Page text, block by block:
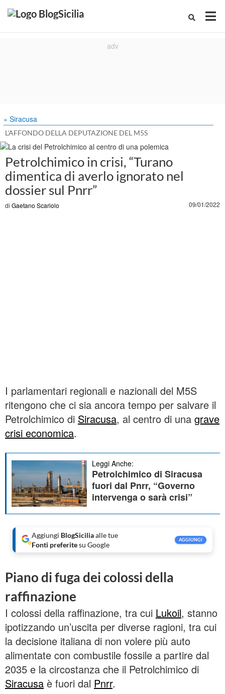
» Siracusa
L'AFFONDO DELLA DEPUTAZIONE DEL M5S
Petrolchimico in crisi, “Turano
dimentica di averlo ignorato nel
dossier sul Pnrr”
di Gaetano Scariolo 09/01/2022
I parlamentari regionali e nazionali del M5S
ritengono che ci sia ancora tempo per salvare il
Petrolchimico di Siracusa, al centro di una grave
crisi economica.
Leggi Anche:
Petrolchimico di Siracusa
fuori dal Pnrr, “Governo
intervenga o sarà crisi”
Aggiungi BlogSiciliaalle tue
Fonti preferitesu Google
AGGIUNGI
Piano di fuga dei colossi della
raffinazione
I colossi della raffinazione, tra cui Lukoil, stanno
ipotizzando un’uscita per diverse ragioni, tra cui
la decisione italiana di non volere più auto
alimentate con combustile fossile a partire dal
2035 e la circostanza che il Petrolchimico di
Siracusa è fuori dal Pnrr.